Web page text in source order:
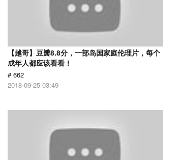
【越哥】豆瓣8.8分，一部岛国家庭伦理片，每个
成年人都应该看看！
# 662
2018-09-25 03:49